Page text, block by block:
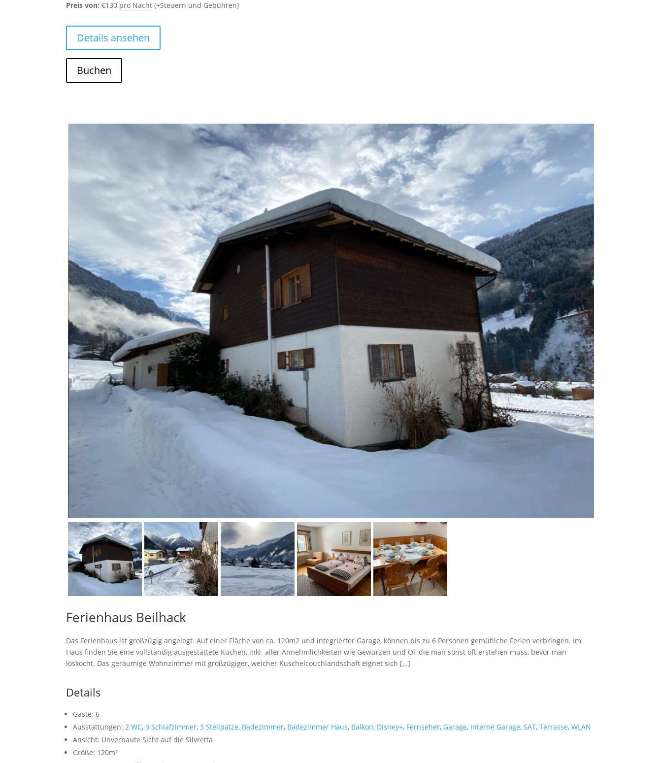
Preis von: €130 pro Nacht (+Steuern und Gebühren)
Details ansehen
Buchen
Ferienhaus Beilhack
Das Ferienhaus ist großzügig angelegt. Auf einer Fläche von ca. 120m2 und integrierter Garage, können bis zu 6 Personen gemütliche Ferien verbringen. Im
Haus finden Sie eine vollständig ausgestattete Küchen, inkl. aller Annehmlichkeiten wie Gewürzen und Öl, die man sonst oft erstehen muss, bevor man
loskocht. Das geräumige Wohnzimmer mit großzügiger, weicher Kuschelcouchlandschaft eignet sich […]
Details
Gäste: 6
Ausstattungen: 2 WC,3 Schlafzimmer,3 Stellpätze, Badezimmer, Badezimmer Haus, Balkon, Disney+, Fernseher, Garage, Interne Garage,SAT,Terrasse,WLAN
Ansicht: Unverbaute Sicht auf die Silvretta
Größe: 120m²